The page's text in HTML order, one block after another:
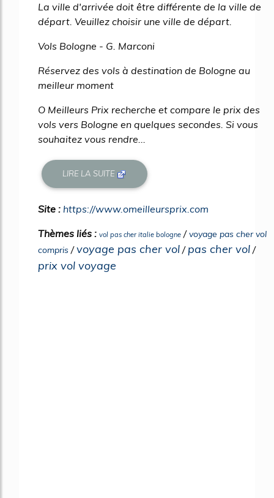
La ville d'arrivée doit être différente de la ville de
départ. Veuillez choisir une ville de départ.
Vols Bologne - G. Marconi
Réservez des vols à destination de Bologne au
meilleur moment
O Meilleurs Prix recherche et compare le prix des
vols vers Bologne en quelques secondes. Si vous
souhaitez vous rendre...
LIRE LA SUITE
Site : https://www.omeilleursprix.com
Thèmes liés : vol pas cher italie bologne /voyage pas cher vol
compris /voyage pas cher vol / pas cher vol /
prix vol voyage